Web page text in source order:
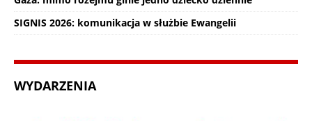
SIGNIS 2026: komunikacja w służbie Ewangelii
WYDARZENIA